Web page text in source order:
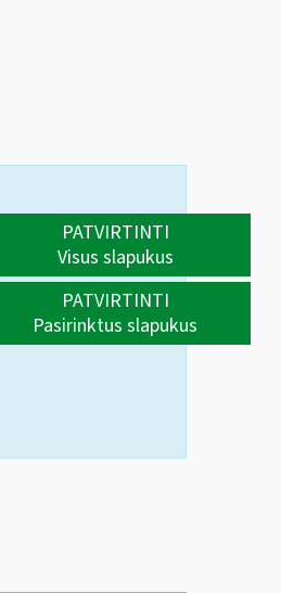
PATVIRTINTI
Visus slapukus
PATVIRTINTI
Pasirinktus slapukus